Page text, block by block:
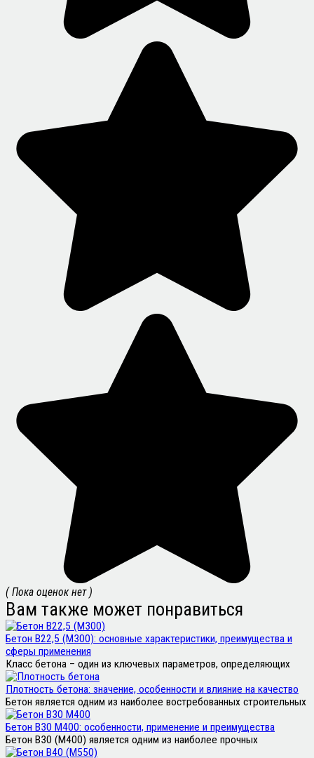
( Пока оценок нет )
Вам также может понравиться
Бетон В22,5 (М300): основные характеристики, преимущества и
сферы применения
Класс бетона – один из ключевых параметров, определяющих
Плотность бетона: значение, особенности и влияние на качество
Бетон является одним из наиболее востребованных строительных
Бетон В30 М400: особенности, применение и преимущества
Бетон В30 (М400) является одним из наиболее прочных